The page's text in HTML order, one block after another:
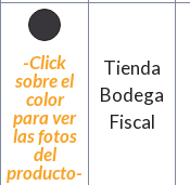
-Click
sobre el
color
para ver
las fotos
del
producto-
Tienda
Bodega
Fiscal